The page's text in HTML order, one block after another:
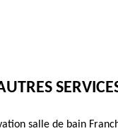
salle de bain